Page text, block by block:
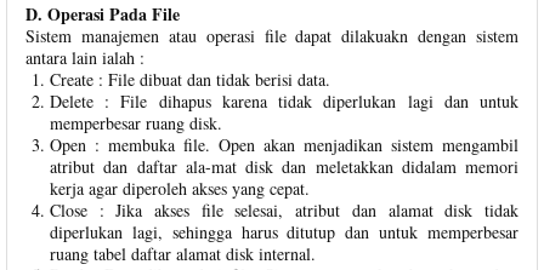
D. Operasi Pada File
Sistem manajemen atau operasi file dapat dilakuakn dengan sistem
antara lain ialah :
Create : File dibuat dan tidak berisi data.
Delete : File dihapus karena tidak diperlukan lagi dan untuk
memperbesar ruang disk.
Open : membuka file. Open akan menjadikan sistem mengambil
atribut dan daftar ala-mat disk dan meletakkan didalam memori
kerja agar diperoleh akses yang cepat.
Close : Jika akses file selesai, atribut dan alamat disk tidak
diperlukan lagi, sehingga harus ditutup dan untuk memperbesar
ruang tabel daftar alamat disk internal.